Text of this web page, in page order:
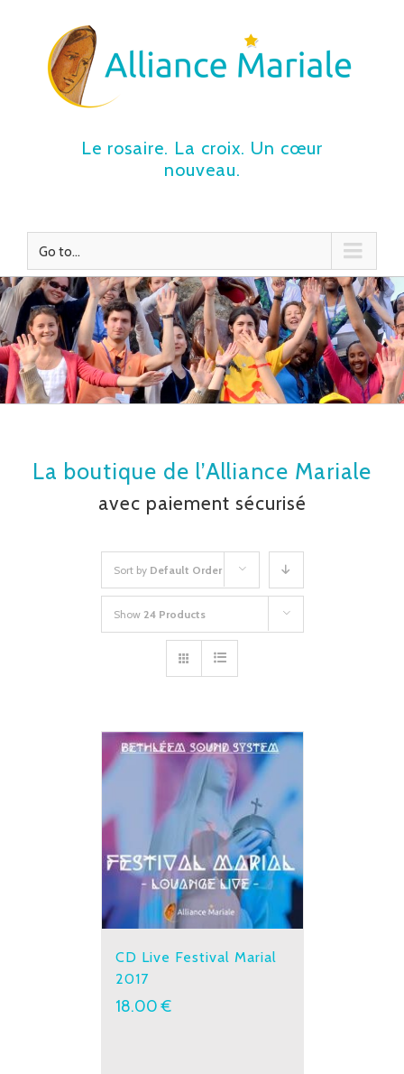
Le rosaire. La croix. Un cœur
nouveau.
Go to...
La boutique de l’Alliance Mariale
avec paiement sécurisé
Sort by Default Order
Show 24 Products
CD Live Festival Marial
2017
18.00€